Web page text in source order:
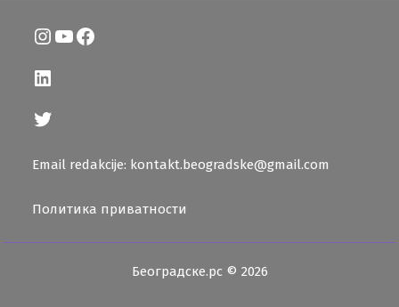
Instagram
YouTube
Facebook
LinkedIn
Twitter
Email redakcije: kontakt.beogradske@gmail.com
Политика приватности
Београдске.рс © 2026